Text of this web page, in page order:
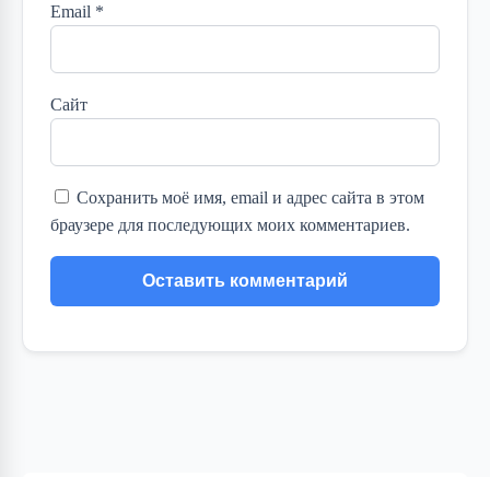
Email *
Сайт
Сохранить моё имя, email и адрес сайта в этом
браузере для последующих моих комментариев.